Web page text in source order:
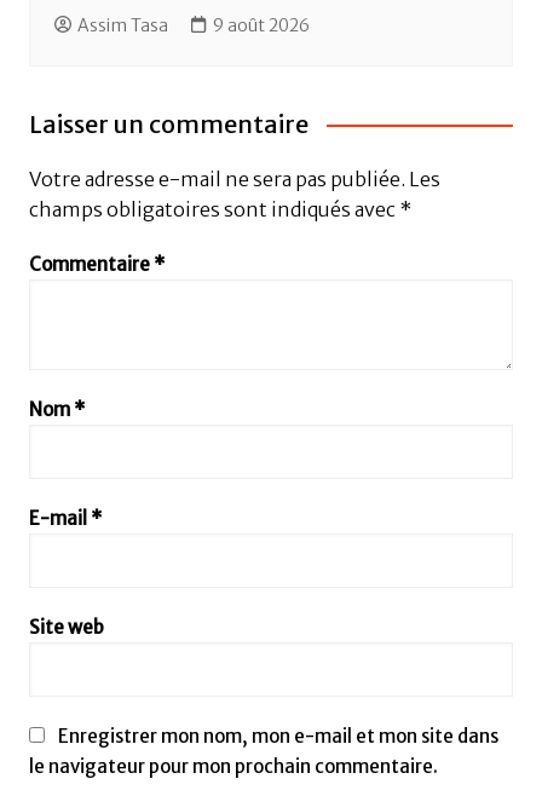
Assim Tasa 9 août 2026
Laisser un commentaire
Votre adresse e-mail ne sera pas publiée. Les
champs obligatoires sont indiqués avec *
Commentaire *
Nom *
E-mail *
Site web
Enregistrer mon nom, mon e-mail et mon site dans
le navigateur pour mon prochain commentaire.